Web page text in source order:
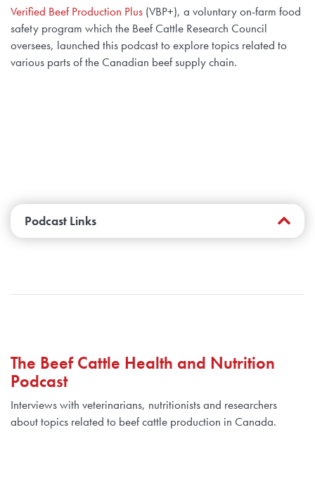
Verified Beef Production Plus (VBP+), a voluntary on-farm food
safety program which the Beef Cattle Research Council
oversees, launched this podcast to explore topics related to
various parts of the Canadian beef supply chain.
Podcast Links
The Beef Cattle Health and Nutrition
Podcast
Interviews with veterinarians, nutritionists and researchers
about topics related to beef cattle production in Canada.